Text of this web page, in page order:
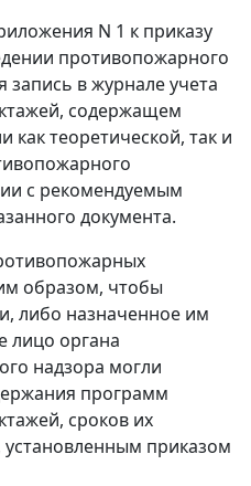
N 1 к приказу
противопожарного
запись в журнале учета
содержащем
теоретической, так и
с рекомендуемым
документа.
образом, чтобы
либо назначенное им
лицо органа
надзора могли
программ
сроков их
приказом